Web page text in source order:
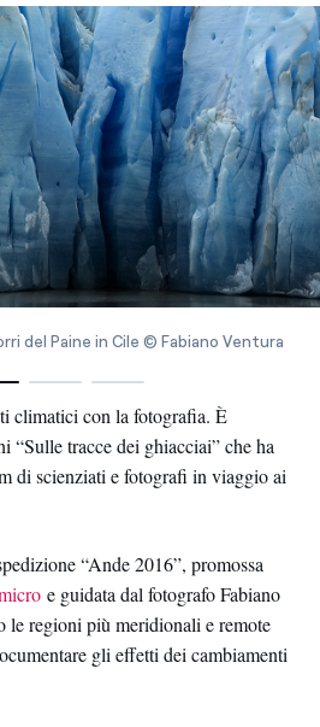
del Paine in Cile © Fabiano Ventura
climatici con la fotografia. È
“Sulle tracce dei ghiacciai” che ha
di scienziati e fotografi in viaggio ai
“Ande 2016”, promossa
e guidata dal fotografo Fabiano
le regioni più meridionali e remote
gli effetti dei cambiamenti